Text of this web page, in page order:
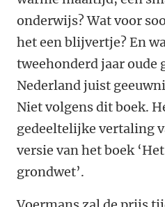
onderwijs? Wat voor
het een blijvertje? En
tweehonderd jaar oude
Nederland juist
Niet volgens dit boek.
gedeeltelijke vertaling
versie van het boek
grondwet’.